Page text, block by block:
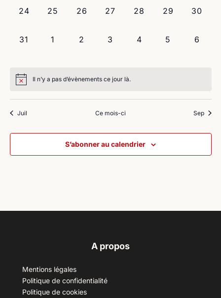
0
24
0
25
0
26
0
27
0
28
0
29
0
30
0
31
0
1
0
2
0
3
0
4
0
5
0
6
Il n’y a pas d’évènements ce jour là.
Juil Ce mois-ci Sep
S’abonner au calendrier
A propos
Mentions légales
Politique de confidentialité
Politique de cookies